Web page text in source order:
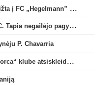
Kristupas–Algirdas Padegimas sugrįžta į FC „Hegelmann” B sudėtį
Argentinos federacijos prezidentas C. Tapia negailėjo pagyrų G. Infantino
P. Chavarria
Prie „Club Brugge“ prisijungs „Mallorca“ klube atsiskleidęs J. Virgili